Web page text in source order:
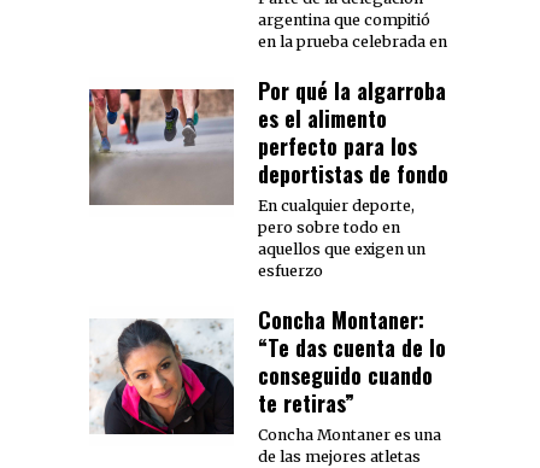
argentina que compitió
en la prueba celebrada en
Por qué la algarroba
es el alimento
perfecto para los
deportistas de fondo
En cualquier deporte,
pero sobre todo en
aquellos que exigen un
esfuerzo
Concha Montaner:
“Te das cuenta de lo
conseguido cuando
te retiras”
Concha Montaner es una
de las mejores atletas